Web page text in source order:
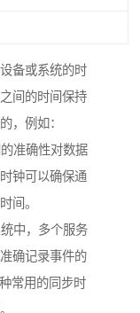
备或系统的时
间的时间保持
，例如：
准确性对数据
钟可以确保通
间。
中，多个服务
确记录事件的
常用的同步时